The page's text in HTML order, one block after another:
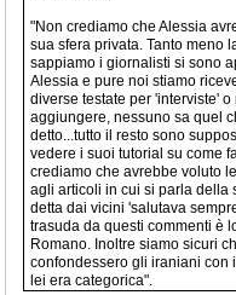
"Non crediamo che Alessia
sua sfera privata. Tanto meno
sappiamo i giornalisti si sono
Alessia e pure noi stiamo
diverse testate per 'interviste'
aggiungere, nessuno sa quel
detto...tutto il resto sono
vedere i suoi tutorial su come
crediamo che avrebbe voluto
agli articoli in cui si parla della
detta dai vicini 'salutava
trasuda da questi commenti è
Romano. Inoltre siamo sicuri
confondessero gli iraniani con
lei era categorica".